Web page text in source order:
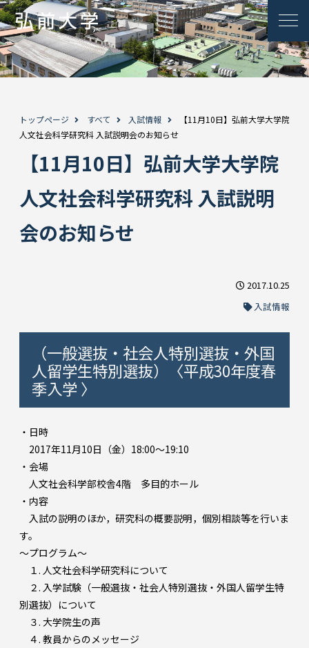
トップページ すべて 入試情報
【11月10日】弘前大学大学院
人文社会科学研究科 入試説明会のお知らせ
【11月10日】弘前大学大学院
人文社会科学研究科 入試説明
会のお知らせ
2017.10.25
入試情報
（一般選抜・社会人特別選抜・外国
人留学生特別選抜）〈平成30年度春
季入学 〉
・日時
2017年11月10日（金）18:00～19:10
・会場
人文社会科学部校舎4階 多目的ホール
・内容
入試の説明のほか，研究科の概要説明，個別相談等を行いま
す。
～プログラム～
１. 人文社会科学研究科について
２. 入学試験（一般選抜・社会人特別選抜・外国人留学生特
別選抜）について
３. 大学院生の声
４. 教員からのメッセージ